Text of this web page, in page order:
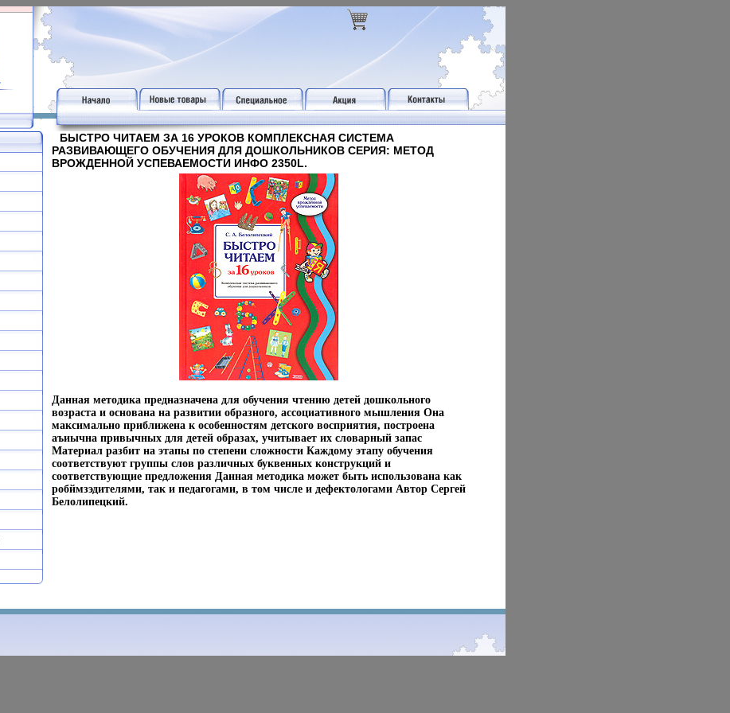
БЫСТРО ЧИТАЕМ ЗА 16 УРОКОВ КОМПЛЕКСНАЯ СИСТЕМА
РАЗВИВАЮЩЕГО ОБУЧЕНИЯ ДЛЯ ДОШКОЛЬНИКОВ СЕРИЯ: МЕТОД
ВРОЖДЕННОЙ УСПЕВАЕМОСТИ ИНФО 2350L.
Данная методика предназначена для обучения чтению детей дошкольного
возраста и основана на развитии образного, ассоциативного мышления Она
максимально приближена к особенностям детского восприятия, построена
аъиычна привычных для детей образах, учитывает их словарный запас
Материал разбит на этапы по степени сложности Каждому этапу обучения
соответствуют группы слов различных буквенных конструкций и
соответствующие предложения Данная методика может быть использована как
робймзэдителями, так и педагогами, в том числе и дефектологами Автор Сергей
Белолипецкий.